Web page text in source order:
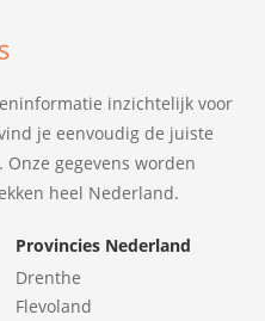
inzichtelijk voor
je eenvoudig de juiste
gegevens worden
heel Nederland.
Provincies Nederland
Drenthe
Flevoland